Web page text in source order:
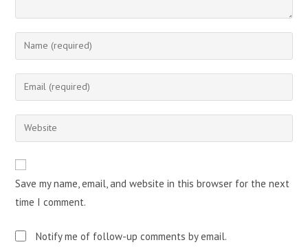
Enter
your
name
comment
Enter
your
email
address
comment
Enter
your
website
URL
(optional)
Save my name, email, and website in this browser for the next
time I comment.
Notify me of follow-up comments by email.